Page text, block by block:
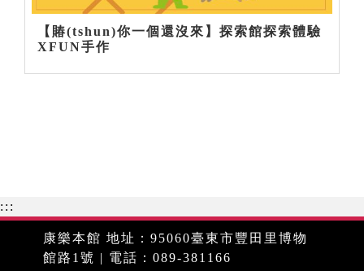
【賰(tshun)你一個還沒來】探索館探索體驗
XFUN手作
:::
康樂本館 地址：95060臺東市豐田里博物
館路1號 | 電話：089-381166